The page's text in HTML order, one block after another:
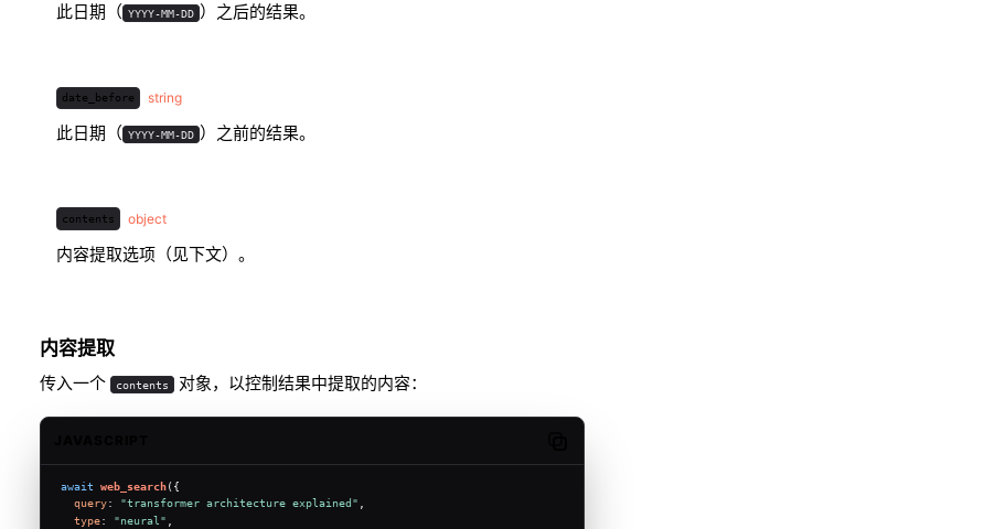
此日期（ YYYY-MM-DD ）之后的结果。
date_before string
此日期（ YYYY-MM-DD ）之前的结果。
contents object
内容提取选项（见下文）。
内容提取
传入一个 contents 对象，以控制结果中提取的内容：
await web_search({
query: "transformer architecture explained" ,
type: "neural"